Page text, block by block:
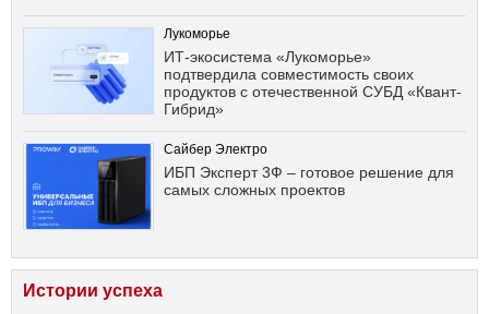
Лукоморье
ИТ-экосистема «Лукоморье»
подтвердила совместимость своих
продуктов с отечественной СУБД «Квант-
Гибрид»
Сайбер Электро
ИБП Эксперт 3Ф – готовое решение для
самых сложных проектов
Истории успеха